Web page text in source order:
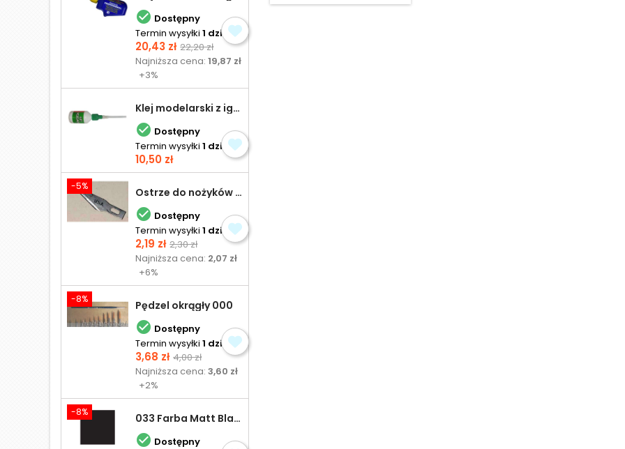
 Dostępny
Termin wysyłki 1 dzień
Cena
20,43 zł Cena
podstawowa
22,20 zł
Najniższa cena:19,87 zł
+3%
Klej modelarski z igłą 30 ml
 Dostępny
Termin wysyłki 1 dzień
Cena
10,50 zł
-5% Ostrze do nożyków Excel
 Dostępny
Termin wysyłki 1 dzień
Cena
2,19 zł Cena
podstawowa
2,30 zł
Najniższa cena: 2,07 zł
+6%
-8% Pędzel okrągły 000
 Dostępny
Termin wysyłki 1 dzień
Cena
3,68 zł Cena
podstawowa
4,00 zł
Najniższa cena:3,60 zł
+2%
-8% 033 Farba Matt Black - olejna
 Dostępny